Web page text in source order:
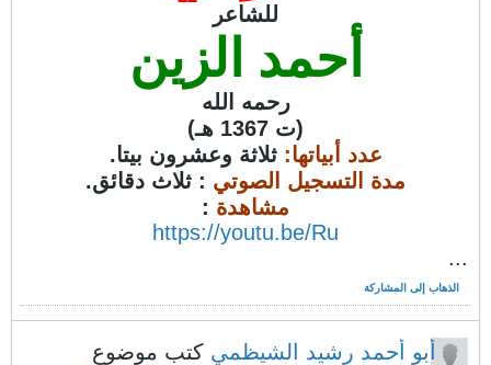
للشاعر
أحمد الزين
رحمه الله
(ت 1367 هـ)
عدد أبياتها: ثلاثة وعشرون بيتا.
مدة التسجيل الصوتي : ثلاث دقائق.
مشاهدة :
https://youtu.be/Ru
...
الذهاب إلى المشاركة
أبو أحمد رشيد الشيظمي كتب موضوع